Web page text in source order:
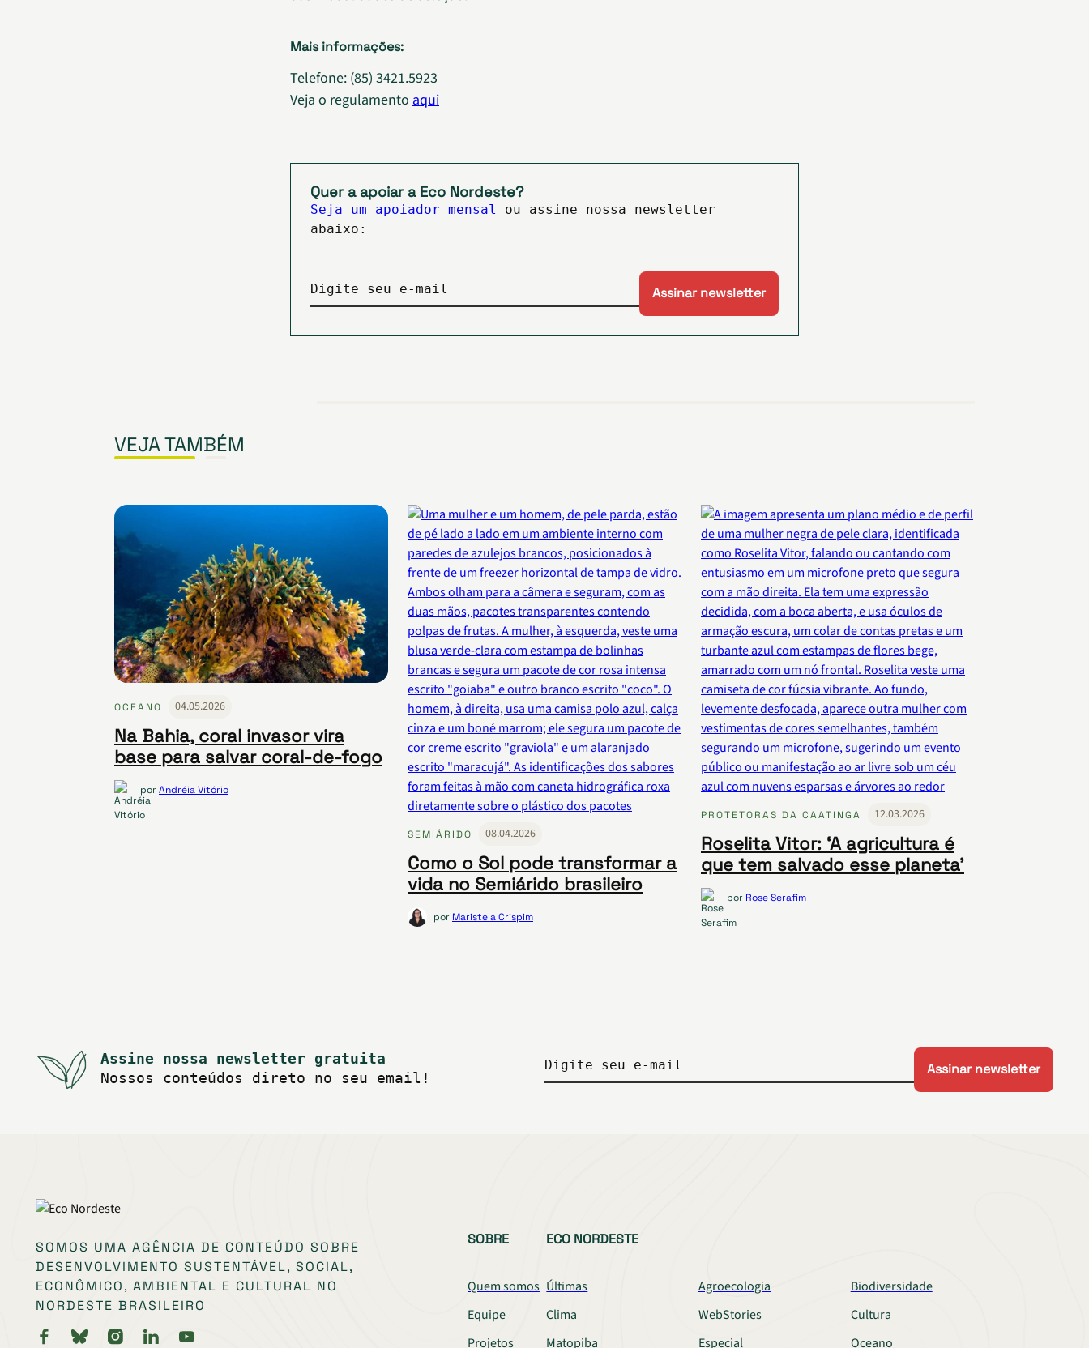
Mais informações:
Telefone: (85) 3421.5923
Veja o regulamento aqui
Quer a apoiar a Eco Nordeste?
Seja um apoiador mensal
ou assine nossa newsletter
abaixo:
Digite seu e-mail
VEJA TAMBÉM
OCEANO 04.05.2026
Na Bahia, coral invasor vira
base para salvar coral-de-fogo
porAndréia Vitório
SEMIÁRIDO 08.04.2026
Como o Sol pode transformar a
vida no Semiárido brasileiro
por Maristela Crispim
PROTETORAS DA CAATINGA 12.03.2026
Roselita Vitor: ‘A agricultura é
que tem salvado esse planeta’
por Rose Serafim
Assine nossa newsletter gratuita
Nossos conteúdos direto no seu email!
Digite seu e-mail
SOMOS UMA AGÊNCIA DE CONTEÚDO SOBRE
DESENVOLVIMENTO SUSTENTÁVEL, SOCIAL,
ECONÔMICO, AMBIENTAL E CULTURAL NO
NORDESTE BRASILEIRO
SOBRE
Quem somos
Equipe
Projetos
ECO NORDESTE
Últimas Agroecologia
Biodiversidade
Clima
WebStories
Cultura
Matopiba
Especial Oceano